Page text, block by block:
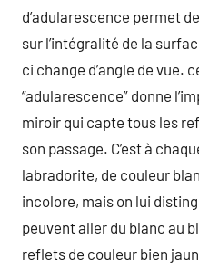
d’adularescence permet
sur l’intégralité de la
ci change d’angle de vue.
“adularescence” donne
miroir qui capte tous les
son passage. C’est à
labradorite, de couleur
incolore, mais on lui
peuvent aller du blanc au
reflets de couleur bien